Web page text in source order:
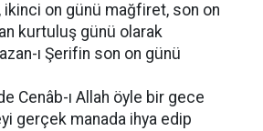
ikinci on günü mağfiret, son on
kurtuluş günü olarak
ı Şerifin son on günü
Cenâb-ı Allah öyle bir gece
gerçek manada ihya edip